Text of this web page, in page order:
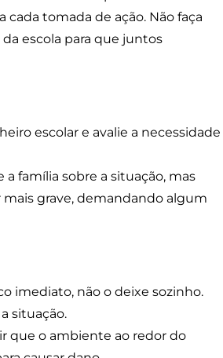
tomada de ação. Não faça
escola para que juntos
escolar e avalie a necessidade
família sobre a situação, mas
grave, demandando algum
imediato, não o deixe sozinho.
situação.
que o ambiente ao redor do